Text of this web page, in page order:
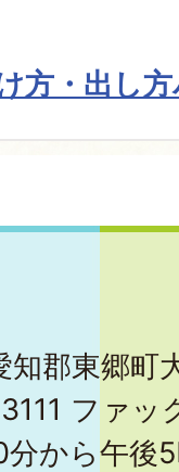
方・出し
郡東郷町
ファ
から午後